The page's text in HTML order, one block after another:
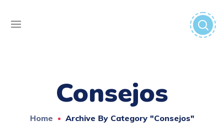
Consejos
Home Archive By Category "Consejos"